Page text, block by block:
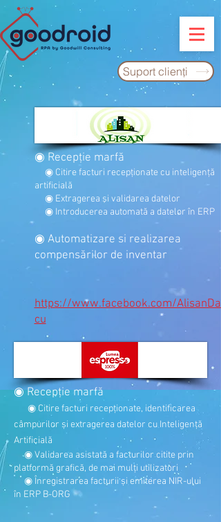
Suport clienţi
◉ Recepţie marfă
◉ Citire facturi recepţionate cu inteligenţă
artificială
◉ Extragerea şi validarea datelor
◉ Introducerea automată a datelor în ERP
◉ Automatizare si realizarea
compensărilor de inventar
https://www.facebook.com/AlisanDan
cu
◉ Recepţie marfă
◉ Citire facturi recepţionate, identificarea
câmpurilor și extragerea datelor cu Inteligenţă
Artificială
◉ Validarea asistată a facturilor citite prin
platformă grafică, de mai mulţi utilizatori
◉ Înregistrarea facturii și emiterea NIR-ului
în ERP B-ORG